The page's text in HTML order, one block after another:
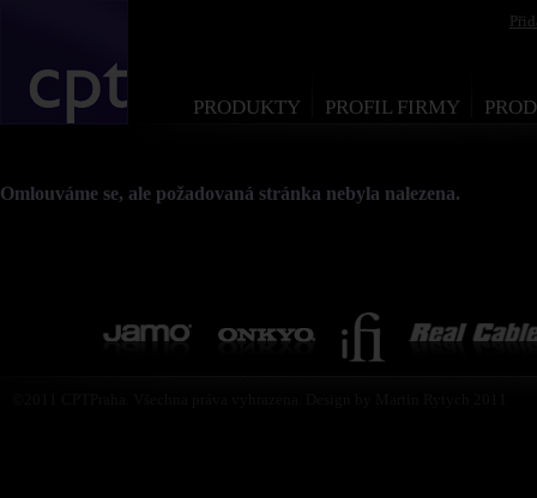
PRODUKTY PROFIL FIRMY
Omlouváme se, ale požadovaná stránka nebyla nalezena.